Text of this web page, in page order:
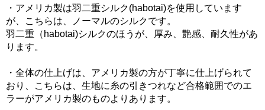
・アメリカ製は羽二重シルク(habotai)を使用しています
が、こちらは、ノーマルのシルクです。
羽二重（habotai)シルクのほうが、厚み、艶感、耐久性があ
ります。
・全体の仕上げは、アメリカ製の方が丁寧に仕上げられて
おり、こちらは、生地に糸の引きつれなど合格範囲でのエ
ラーがアメリカ製のものよりあります。